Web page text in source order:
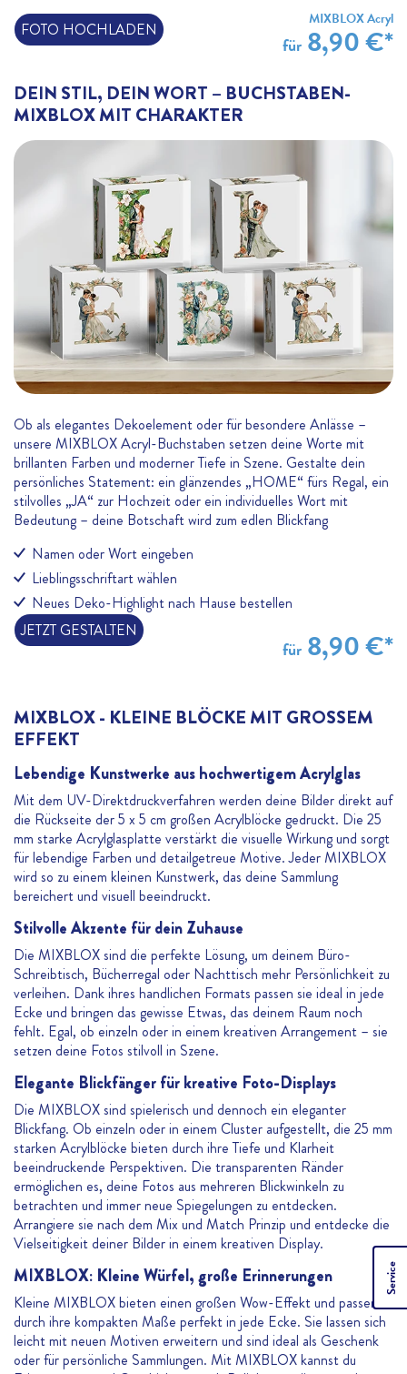
FOTO HOCHLADEN
MIXBLOX Acryl
für 8,90 €*
DEIN STIL, DEIN WORT – BUCHSTABEN-
MIXBLOX MIT CHARAKTER
Ob als elegantes Dekoelement oder für besondere Anlässe –
unsere MIXBLOX Acryl-Buchstaben setzen deine Worte mit
brillanten Farben und moderner Tiefe in Szene. Gestalte dein
persönliches Statement: ein glänzendes „HOME“ fürs Regal, ein
stilvolles „JA“ zur Hochzeit oder ein individuelles Wort mit
Bedeutung – deine Botschaft wird zum edlen Blickfang
Namen oder Wort eingeben
Lieblingsschriftart wählen
Neues Deko-Highlight nach Hause bestellen
JETZT GESTALTEN
für8,90 €*
MIXBLOX - KLEINE BLÖCKE MIT GROSSEM E
FFEKT
Lebendige Kunstwerke aus hochwertigem Acrylglas
Mit dem UV-Direktdruckverfahren werden deine Bilder direkt auf
die Rückseite der 5 x 5 cm großen Acrylblöcke gedruckt. Die 25
mm starke Acrylglasplatte verstärkt die visuelle Wirkung und sorgt
für lebendige Farben und detailgetreue Motive. Jeder MIXBLOX
wird so zu einem kleinen Kunstwerk, das deine Sammlung
bereichert und visuell beeindruckt.
Stilvolle Akzente für dein Zuhause
Die MIXBLOX sind die perfekte Lösung, um deinem Büro-
Schreibtisch, Bücherregal oder Nachttisch mehr Persönlichkeit zu
verleihen. Dank ihres handlichen Formats passen sie ideal in jede
Ecke und bringen das gewisse Etwas, das deinem Raum noch
fehlt. Egal, ob einzeln oder in einem kreativen Arrangement – sie
setzen deine Fotos stilvoll in Szene.
Elegante Blickfänger für kreative Foto-Displays
Die MIXBLOX sind spielerisch und dennoch ein eleganter
Blickfang. Ob einzeln oder in einem Cluster aufgestellt, die 25 mm
starken Acrylblöcke bieten durch ihre Tiefe und Klarheit
beeindruckende Perspektiven. Die transparenten Ränder
ermöglichen es, deine Fotos aus mehreren Blickwinkeln zu
betrachten und immer neue Spiegelungen zu entdecken.
Arrangiere sie nach dem Mix und Match Prinzip und entdecke die
Vielseitigkeit deiner Bilder in einem kreativen Display.
MIXBLOX: Kleine Würfel, große Erinnerungen
Kleine MIXBLOX bieten einen großen Wow-Effekt und passen
durch ihre kompakten Maße perfekt in jede Ecke. Sie lassen sich
leicht mit neuen Motiven erweitern und sind ideal als Geschenk
oder für persönliche Sammlungen. Mit MIXBLOX kannst du
Service